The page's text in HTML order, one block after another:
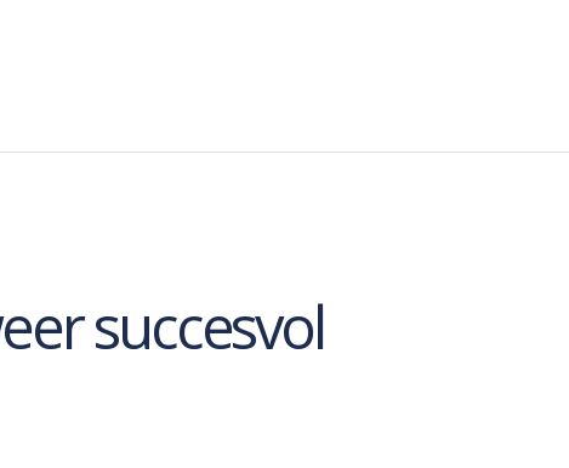
succesvol